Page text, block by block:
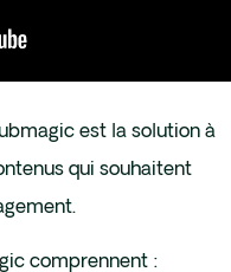
est la solution à
qui souhaitent
comprennent :